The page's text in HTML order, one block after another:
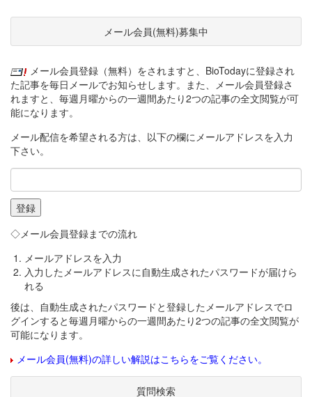
メール会員(無料)募集中
メール会員登録（無料）をされますと、BioTodayに登録され
た記事を毎日メールでお知らせします。また、メール会員登録さ
れますと、毎週月曜からの一週間あたり2つの記事の全文閲覧が可
能になります。
メール配信を希望される方は、以下の欄にメールアドレスを入力
下さい。
◇メール会員登録までの流れ
メールアドレスを入力
入力したメールアドレスに自動生成されたパスワードが届けら
れる
後は、自動生成されたパスワードと登録したメールアドレスでロ
グインすると毎週月曜からの一週間あたり2つの記事の全文閲覧が
可能になります。
メール会員(無料)の詳しい解説はこちらをご覧ください。
質問検索